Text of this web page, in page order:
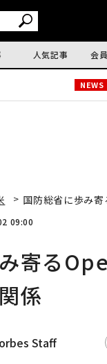
人気記事 会
NEWS
国防総省に歩み
09:00
寄る
係
Staff